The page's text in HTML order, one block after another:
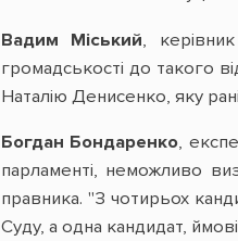
Вадим Міський,
громадськості до такого
Наталію Денисенко, яку
Богдан Бондаренко,
парламенті, неможливо
правника. "З чотирьох
Суду, а одна кандидат,